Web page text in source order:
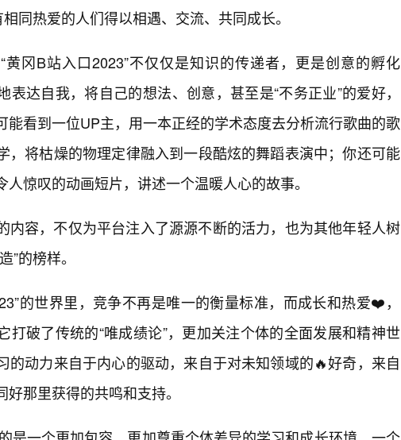
同热爱的人们得以相遇、交流、共同成长。
黄冈B站入口2023”不仅仅是知识的传递者，更是创意的孵化
达自我，将自己的想法、创意，甚至是“不务正业”的爱好，
能看到一位UP主，用一本正经的学术态度去分析流行歌曲的歌
，将枯燥的物理定律融入到一段酷炫的舞蹈表演中；你还可能
惊叹的动画短片，讲述一个温暖人心的故事。
内容，不仅为平台注入了源源不断的活力，也为其他年轻人树
”的榜样。
的世界里，竞争不再是唯一的衡量标准，而成长和热爱❤️，
打破了传统的“唯成绩论”，更加关注个体的全面发展和精神世
的动力来自于内心的驱动，来自于对未知领域的🔥好奇，来自
那里获得的共鸣和支持。